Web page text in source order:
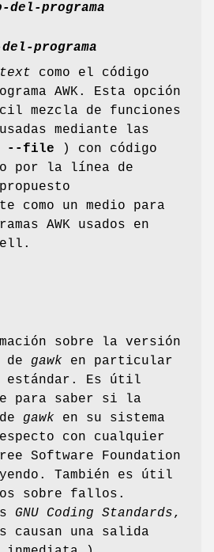
del-programa
programa
text como el código
AWK. Esta opción
mezcla de funciones
mediante las
--file ) con código
por la línea de
como un medio para
AWK usados en
sobre la versión
de gawk en particular
Es útil
para saber si la
gawk en su sistema
con cualquier
Software Foundation
También es útil
sobre fallos.
GNU Coding Standards,
causan una salida